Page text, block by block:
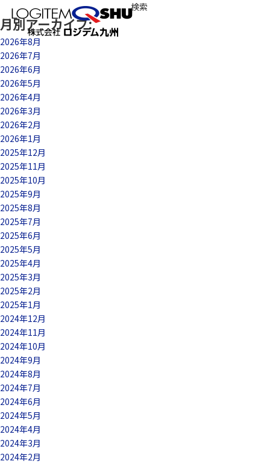
索:
月別アーカイブ:
2026年8月
2026年7月
2026年6月
2026年5月
2026年4月
2026年3月
2026年2月
2026年1月
2025年12月
2025年11月
2025年10月
2025年9月
2025年8月
2025年7月
2025年6月
2025年5月
2025年4月
2025年3月
2025年2月
2025年1月
2024年12月
2024年11月
2024年10月
2024年9月
2024年8月
2024年7月
2024年6月
2024年5月
2024年4月
2024年3月
2024年2月